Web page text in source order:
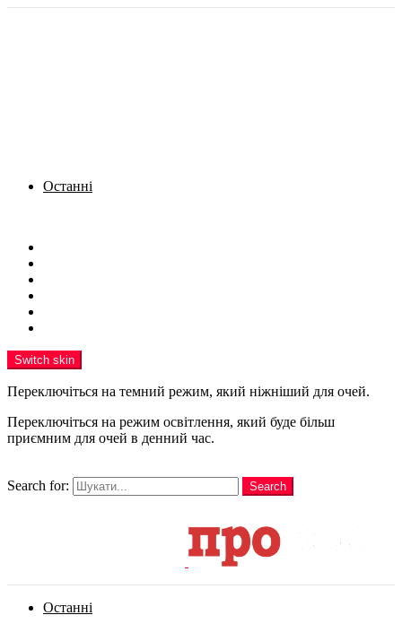
Останні
Switch skin
Переключіться на темний режим, який ніжніший для очей.
Переключіться на режим освітлення, який буде більш
приємним для очей в денний час.
Search for:
Search
Останні